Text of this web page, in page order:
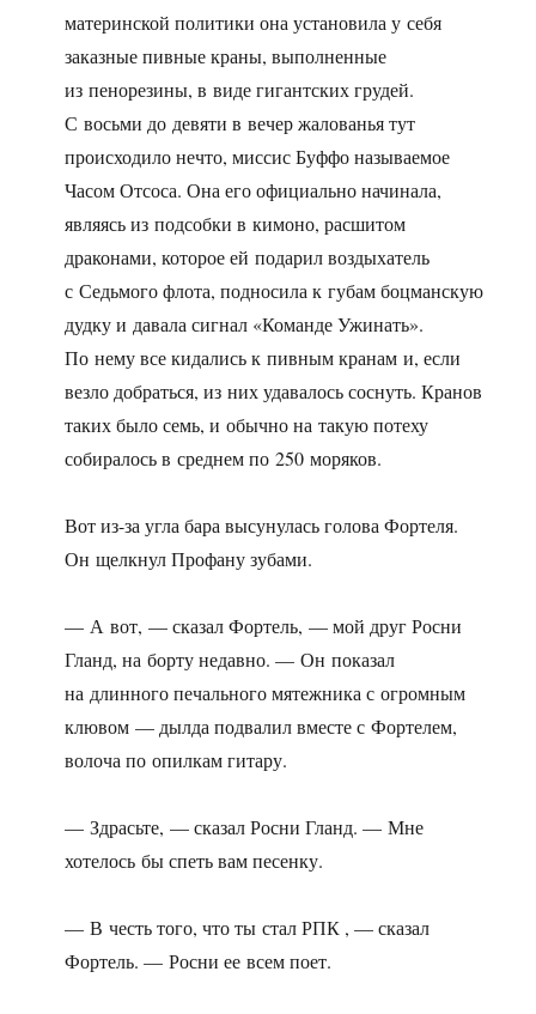
материнской политики она установила у себя
заказные пивные краны, выполненные
из пенорезины, в виде гигантских грудей.
С восьми до девяти в вечер жалованья тут
происходило нечто, миссис Буффо называемое
Часом Отсоса. Она его официально начинала,
являясь из подсобки в кимоно, расшитом
драконами, которое ей подарил воздыхатель
с Седьмого флота, подносила к губам боцманскую
дудку и давала сигнал «Команде Ужинать».
По нему все кидались к пивным кранам и, если
везло добраться, из них удавалось соснуть. Кранов
таких было семь, и обычно на такую потеху
собиралось в среднем по 250 моряков.
Вот из-за угла бара высунулась голова Фортеля.
Он щелкнул Профану зубами.
— А вот, — сказал Фортель, — мой друг Росни
Гланд, на борту недавно. — Он показал
на длинного печального мятежника с огромным
клювом — дылда подвалил вместе с Фортелем,
волоча по опилкам гитару.
— Здрасьте, — сказал Росни Гланд. — Мне
хотелось бы спеть вам песенку.
— В честь того, что ты стал РПК , — сказал
Фортель. — Росни ее всем поет.